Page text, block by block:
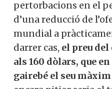
pertorbacions en el
d’una reducció de
mundial a
darrer cas, el preu
als 160 dòlars, que
gairebé el seu